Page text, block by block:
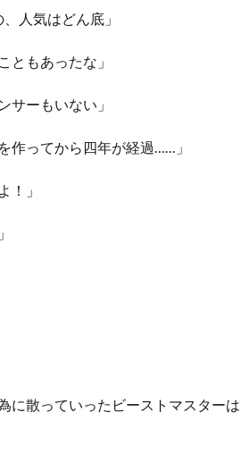
人気はどん底」
ともあったな」
サーもいない」
作ってから四年が経過……」
！」
に散っていったビーストマスターは